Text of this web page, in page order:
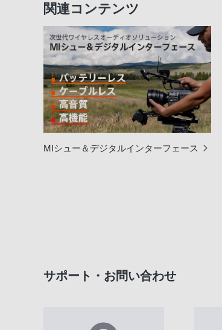
関連コンテンツ
MIシュー＆デジタルインターフェース
サポート・お問い合わせ